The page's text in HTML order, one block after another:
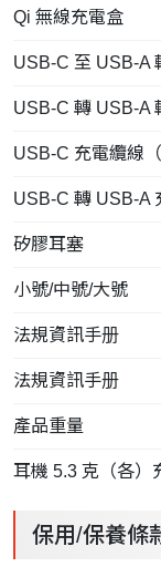
Qi 無線充電盒
USB-C 至 USB-A
USB-C 轉 USB-A
USB-C 充電纜線
USB-C 轉 USB-A
矽膠耳塞
小號/中號/大號
法規資訊手册
法規資訊手册
產品重量
耳機 5.3 克（各）
保用/保養條